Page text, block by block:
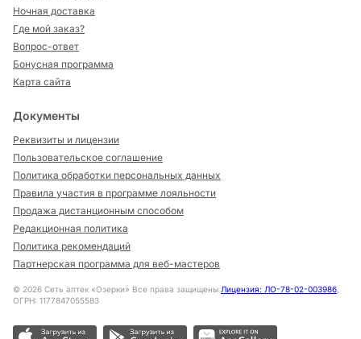
Ночная доставка
Где мой заказ?
Вопрос-ответ
Бонусная программа
Карта сайта
Документы
Реквизиты и лицензии
Пользовательское соглашение
Политика обработки персональных данных
Правила участия в программе лояльности
Продажа дистанционным способом
Редакционная политика
Политика рекомендаций
Партнерская программа для веб-мастеров
© 2026 Сеть аптек «Озерки» Все права защищены Лицензия: ЛО-78-02-003986,
ОГРН: 1177847055583